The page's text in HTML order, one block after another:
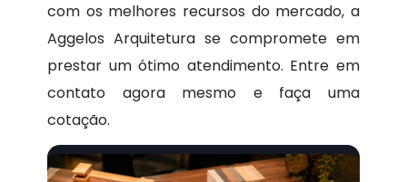
com os melhores recursos do mercado, a
Aggelos Arquitetura se compromete em
prestar um ótimo atendimento. Entre em
contato agora mesmo e faça uma
cotação.